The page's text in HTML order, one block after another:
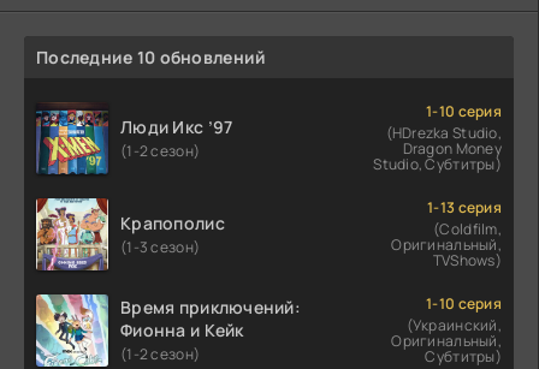
Последние 10 обновлений
Люди Икс ’97
(1-2 сезон)
1-10 серия
(HDrezka Studio,
Dragon Money
Studio, Субтитры)
Крапополис
(1-3 сезон)
1-13 серия
(Coldfilm,
Оригинальный,
TVShows)
Время приключений:
Фионна и Кейк
(1-2 сезон)
1-10 серия
(Украинский,
Оригинальный,
Субтитры)